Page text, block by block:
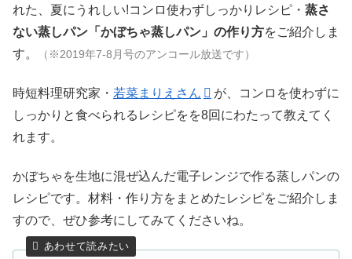
れた、夏にうれしい!コンロ使わずしっかりレシピ・ 蒸さ
ない蒸しパン「かぼちゃ蒸しパン」の作り方をご紹介しま
す。
（※2019年7-8月号のアンコール放送です）
時短料理研究家・ 若菜まりえさん
が、コンロを使わずに
しっかりと食べられるレシピをを8回にわたって教えてく
れます。
かぼちゃを生地に混ぜ込んだ電子レンジで作る蒸しパンの
レシピです。材料・作り方をまとめたレシピをご紹介しま
すので、ぜひ参考にしてみてくださいね。